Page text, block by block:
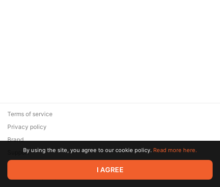
© 2026 Zaya Solutions Limited. All rights reserved. All trademarks
are the property of their respective owners.
Terms of service
Privacy policy
Brand
SupportBy using the site, you agree to our cookie policy. Read more here.
I AGREE